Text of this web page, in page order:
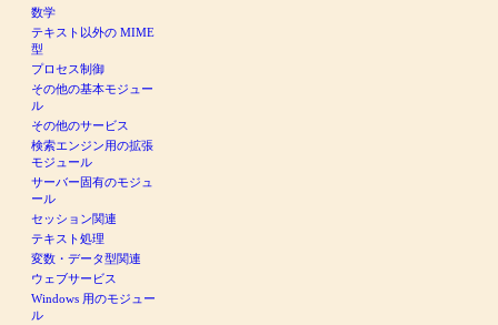
数学
テキスト以外の MIME
型
プロセス制御
その他の基本モジュー
ル
その他のサービス
検索エンジン用の拡張
モジュール
サーバー固有のモジュ
ール
セッション関連
テキスト処理
変数・データ型関連
ウェブサービス
Windows 用のモジュー
ル